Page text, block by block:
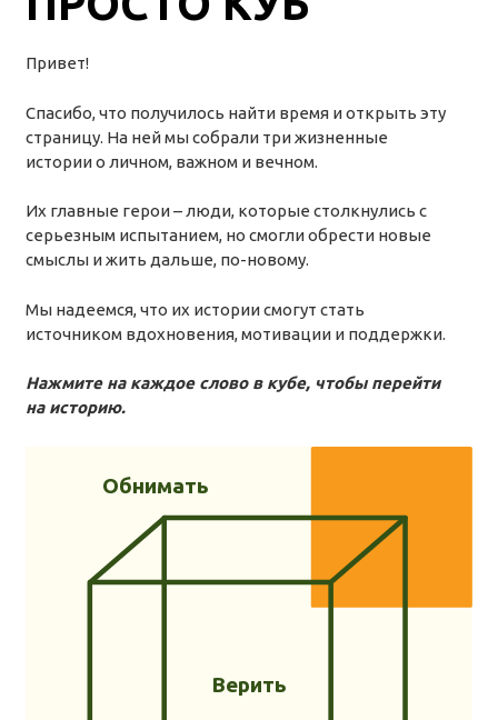
Воронежская область
Ивановская область
Калининградская область
Кировская область
Краснодарский край
Липецкая область
Ленинградская область
г. Москва
Мурманская область
Нижегородская область
Новгородская область
Оренбургская область
Привет!
Спасибо, что получилось найти время и открыть эту
страницу. На ней мы собрали три жизненные
истории о личном, важном и вечном.
Их главные герои – люди, которые столкнулись с
серьезным испытанием, но смогли обрести новые
смыслы и жить дальше, по-новому.
Мы надеемся, что их истории смогут стать
источником вдохновения, мотивации и поддержки.
Нажмите на каждое слово в кубе, чтобы перейти
на историю.
Обнимать
Верить